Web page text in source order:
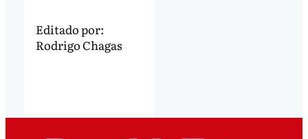
Editado por:
Rodrigo Chagas